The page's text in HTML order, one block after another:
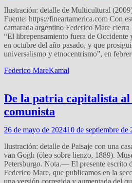
Ilustración: detalle de Multicultural
Fuente: https://fineartamerica.com Con
camarada argentino Federico Mare
“El librepensamiento fuera de Occidente
en octubre del año pasado, y que
universalismo y etnocentrismo”, en
Federico MareKamal
De la patria capitalista
comunista
26 de mayo de 202410 de septiembre de
Ilustración: detalle de Paisaje con una
van Gogh (óleo sobre lienzo, 1889).
Petersburgo. Nota.— El presente escrito
Federico Mare, que publicamos en la